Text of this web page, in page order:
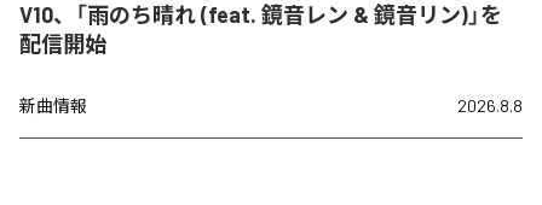
V10、「雨のち晴れ (feat. 鏡音レン & 鏡音リン)」を
配信開始
新曲情報 2026.8.8